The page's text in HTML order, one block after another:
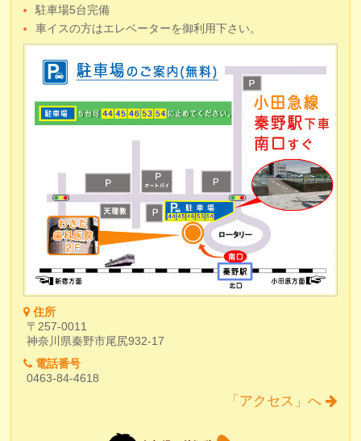
駐車場5台完備
車イスの方はエレベーターを御利用下さい。
住所
〒257-0011
神奈川県秦野市尾尻932-17
電話番号
0463-84-4618
「アクセス」へ